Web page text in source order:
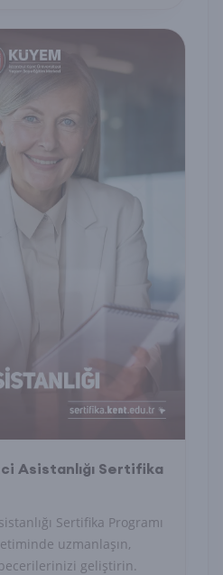
Asistanlığı Sertifika
Sertifika Programı
uzmanlaşın,
geliştirin.